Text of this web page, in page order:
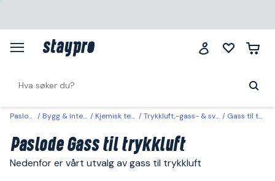
Paslode Bygg & interiør Kjemisk teknisk Trykkluft,-gass- & sveisekjemi Gass til trykkluft
Paslode Gass til trykkluft
Nedenfor er vårt utvalg av gass til trykkluft